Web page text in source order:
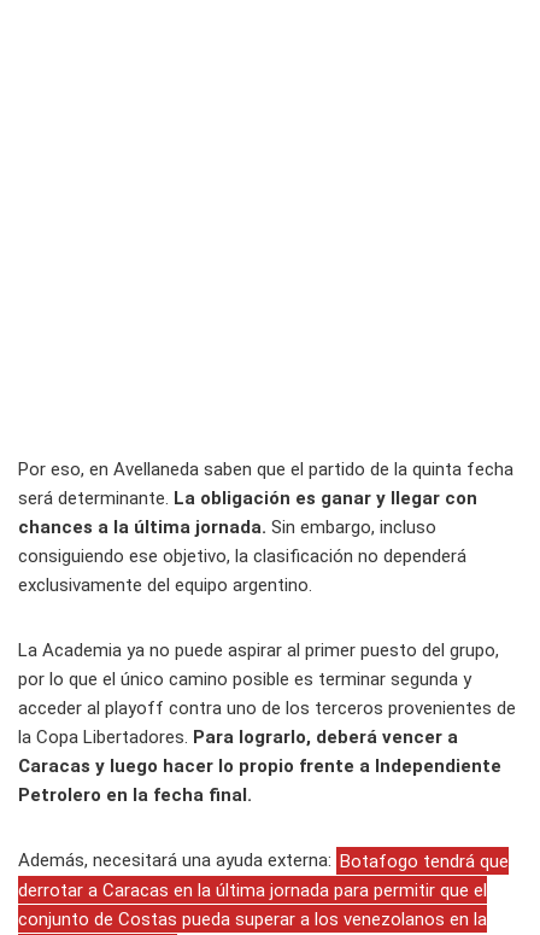
Por eso, en Avellaneda saben que el partido de la quinta fecha
será determinante. La obligación es ganar y llegar con
chances a la última jornada. Sin embargo, incluso
consiguiendo ese objetivo, la clasificación no dependerá
exclusivamente del equipo argentino.
La Academia ya no puede aspirar al primer puesto del grupo,
por lo que el único camino posible es terminar segunda y
acceder al playoff contra uno de los terceros provenientes de
la Copa Libertadores. Para lograrlo, deberá vencer a
Caracas y luego hacer lo propio frente a Independiente
Petrolero en la fecha final.
Además, necesitará una ayuda externa: Botafogo tendrá que
derrotar a Caracas en la última jornada para permitir que el
conjunto de Costas pueda superar a los venezolanos en la